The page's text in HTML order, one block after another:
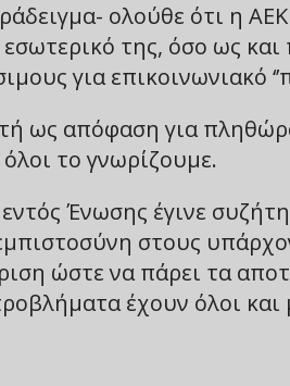
ολούθε ότι η
της, όσο ως
για επικοινωνιακό
ως απόφαση για
όλοι το γνωρίζουμε.
Ένωσης έγινε
στους
ώστε να πάρει τα
έχουν όλοι